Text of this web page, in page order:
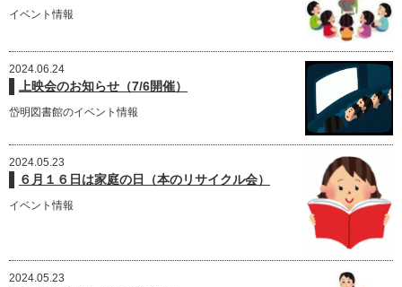
イベント情報
2024.06.24
上映会のお知らせ（7/6開催）
岱明図書館のイベント情報
2024.05.23
６月１６日は家庭の日（本のリサイクル会）
イベント情報
2024.05.23